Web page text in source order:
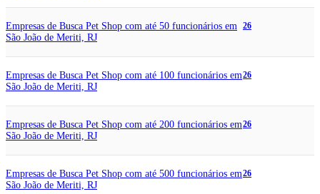
Empresas de Busca Pet Shop com até 50 funcionários em
São João de Meriti, RJ
26
Empresas de Busca Pet Shop com até 100 funcionários em
São João de Meriti, RJ
26
Empresas de Busca Pet Shop com até 200 funcionários em
São João de Meriti, RJ
26
Empresas de Busca Pet Shop com até 500 funcionários em
São João de Meriti, RJ
26